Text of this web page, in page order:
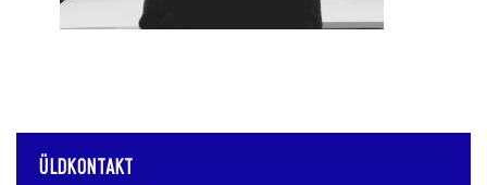
ÜLDKONTAKT